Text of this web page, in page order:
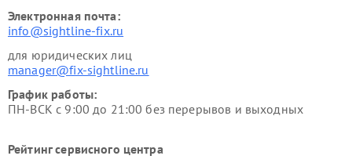
Электронная почта:
info@sightline-fix.ru
для юридических лиц
manager@fix-sightline.ru
График работы:
ПН-ВСК с 9:00 до 21:00 без перерывов и выходных
Рейтинг сервисного центра